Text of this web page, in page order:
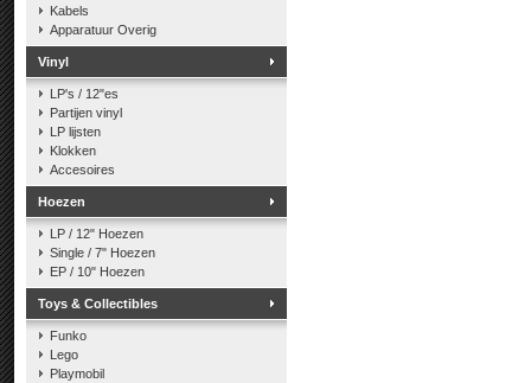
Kabels
Apparatuur Overig
Vinyl
LP's / 12"es
Partijen vinyl
LP lijsten
Klokken
Accesoires
Hoezen
LP / 12" Hoezen
Single / 7" Hoezen
EP / 10" Hoezen
Toys & Collectibles
Funko
Lego
Playmobil